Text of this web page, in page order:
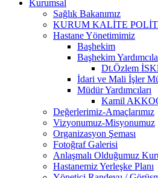
Kurumsal
Sağlık Bakanımız
KURUM KALİTE
Hastane Yönetimimiz
Başhekim
Başhekim
Dt.Özlem
İdari ve Mali İşler
Müdür Yardımcıları
Kamil
Değerlerimiz-Amaçlarımız
Vizyonumuz-Misyonumuz
Organizasyon Şeması
Fotoğraf Galerisi
Anlaşmalı Olduğumuz
Hastanemiz Yerleşke Planı